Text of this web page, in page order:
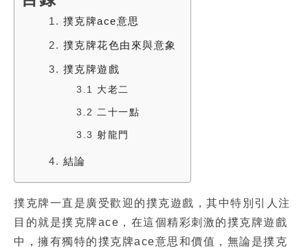
1. 撲克牌ace意思
2. 撲克牌花色由來與意象
3. 撲克牌遊戲
3.1 大老二
3.2 二十一點
3.3 射龍門
4. 結論
撲克牌一直是廣受歡迎的撲克遊戲，其中特別引人注
目的就是撲克牌ace，在這個精彩刺激的撲克牌遊戲
中，擁有獨特的撲克牌ace意思和價值，無論是撲克